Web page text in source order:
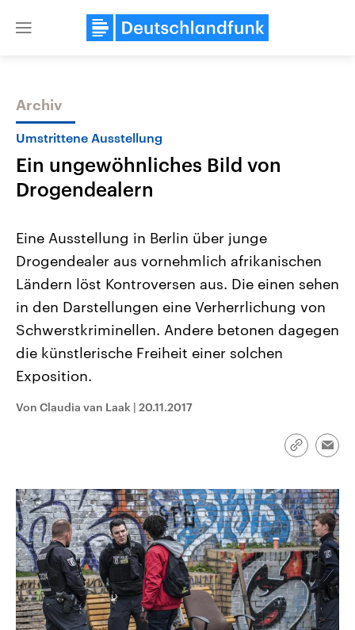
Close
Themen
Landtagswahl Sachsen-Anhalt
2026
Alle Informationen
Sachsen-Anhalt wählt am 6.
September 2026 einen neuen
Landtag. Seit 2021 wird das
Bundesland von einer Koalition aus
Umfragen, Prognosen,
und Hintergründe zu den Parteien
und Kandidaten der anstehenden
USA
Aktuelle Beiträge,
Hintergründe
Wirtschaftlich und
gehören die Vereinigten
den mächtigsten Ländern
mit großem Einfluss auf
Sendungen Programm
Archiv
Umstrittene Ausstellung
Ein ungewöhnliches Bild von
Drogendealern
Eine Ausstellung in Berlin über junge
Drogendealer aus vornehmlich afrikanischen
Ländern löst Kontroversen aus. Die einen sehen
in den Darstellungen eine Verherrlichung von
Schwerstkriminellen. Andere betonen dagegen
die künstlerische Freiheit einer solchen
Exposition.
Von Claudia van Laak | 20.11.2017
Link